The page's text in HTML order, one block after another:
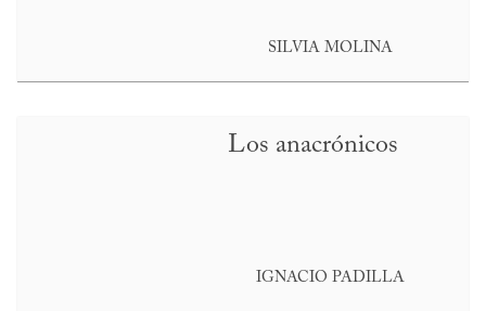
SILVIA MOLINA
Los anacrónicos
IGNACIO PADILLA